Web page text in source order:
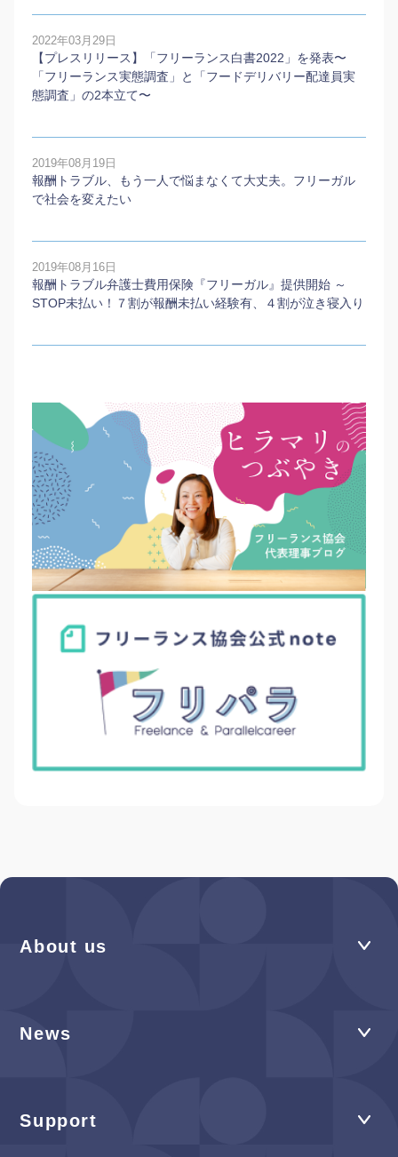
2022年03月29日
【プレスリリース】「フリーランス白書2022」を発表〜
「フリーランス実態調査」と「フードデリバリー配達員実
態調査」の2本⽴て〜
2019年08月19日
報酬トラブル、もう一人で悩まなくて大丈夫。フリーガル
で社会を変えたい
2019年08月16日
報酬トラブル弁護士費用保険『フリーガル』提供開始 ～
STOP未払い！７割が報酬未払い経験有、４割が泣き寝入り
About us
News
Support